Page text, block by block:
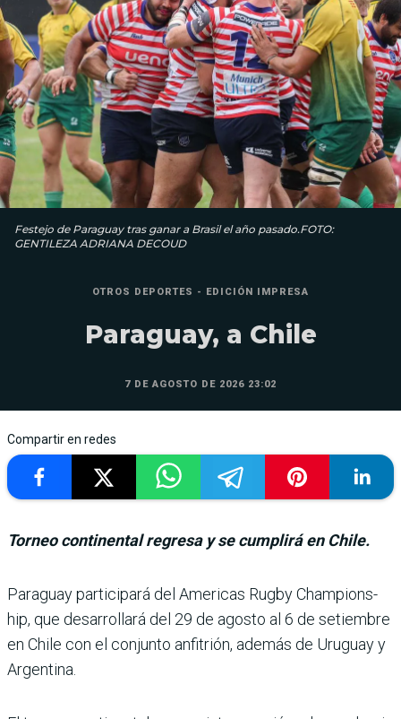
Festejo de Paraguay tras ganar a Brasil el año pasado.FOTO:
GENTILEZA ADRIANA DECOUD
OTROS DEPORTES - EDICIÓN IMPRESA
Paraguay, a Chile
7 DE AGOSTO DE 2026 23:02
Compartir en redes
Torneo continental regresa y se cumplirá en Chile.
Paraguay participará del Americas Rugby Champions­
hip, que desarrollará del 29 de agosto al 6 de setiembre
en Chile con el conjunto anfi­trión, además de Uruguay y
Argentina.